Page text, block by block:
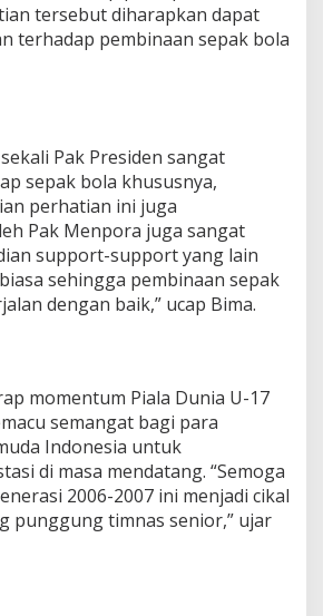
tersebut diharapkan dapat
terhadap pembinaan sepak bola
Pak Presiden sangat
sepak bola khususnya,
perhatian ini juga
Pak Menpora juga sangat
support-support yang lain
sehingga pembinaan sepak
dengan baik,” ucap Bima.
momentum Piala Dunia U-17
semangat bagi para
Indonesia untuk
di masa mendatang. “Semoga
2006-2007 ini menjadi cikal
punggung timnas senior,” ujar